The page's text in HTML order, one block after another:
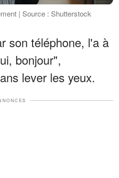
| Source : Shutterstock
son téléphone, l'a à
bonjour",
lever les yeux.